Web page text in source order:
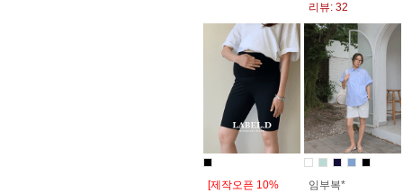
리뷰: 32
[제작오픈 10%
임부복*